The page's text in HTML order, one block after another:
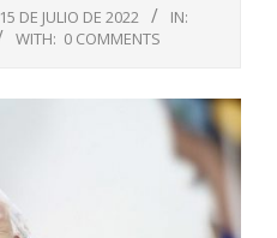
15 DE JULIO DE 2022
IN:
WITH: 0 COMMENTS